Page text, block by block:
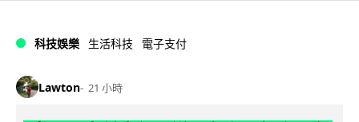
科技娛樂 生活科技 電子支付
Lawton 21 小時